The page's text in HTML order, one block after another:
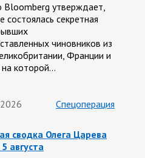
Bloomberg утверждает,
состоялась секретная
чиновников из
Франции и
на которой…
Спецоперация
сводка Олега Царева
августа